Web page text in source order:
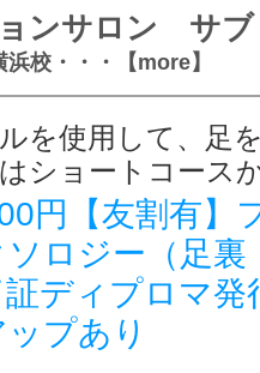
ンサロン サブ
校・・・【more】
を使用して、足
ショートコース
円【友割有】
ソロジー（足裏
ディプロマ発
プあり